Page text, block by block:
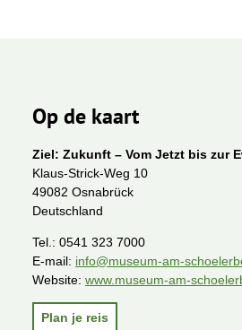
Op de kaart
Ziel: Zukunft – Vom Jetzt bis zur
Klaus-Strick-Weg 10
49082 Osnabrück
Deutschland
Tel.: 0541 323 7000
E-mail: info@museum-am-
Website: www.museum-am-
Plan je reis